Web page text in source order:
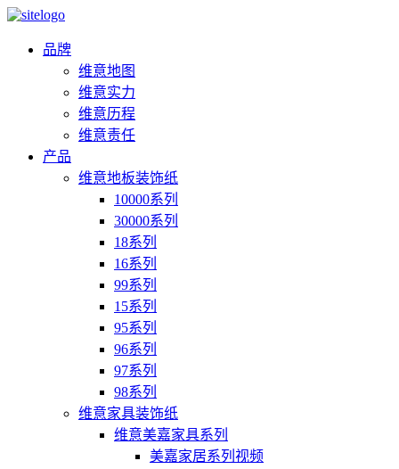
品牌
维意地图
维意实力
维意历程
维意责任
产品
维意地板装饰纸
10000系列
30000系列
18系列
16系列
99系列
15系列
95系列
96系列
97系列
98系列
维意家具装饰纸
维意美嘉家具系列
美嘉家居系列视频